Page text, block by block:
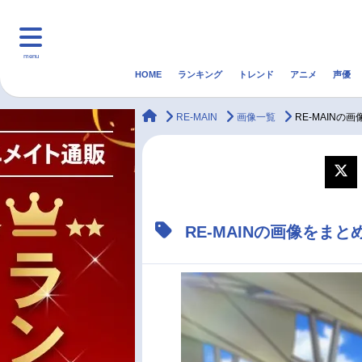
menu
マンガ・ラノベ 音楽
アニメ記事一覧
声優記事一覧
HOME ランキング トレンド アニメ 声優
animateTimes
RE-MAIN 画像一覧 RE-MAINの画
RE-MAINの画像をまと